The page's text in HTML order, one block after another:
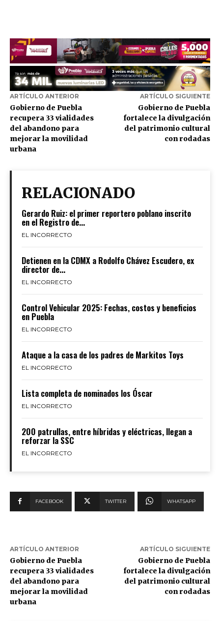
ARTÍCULO ANTERIOR
Gobierno de Puebla
recupera 33 vialidades
del abandono para
mejorar la movilidad
urbana
ARTÍCULO SIGUIENTE
Gobierno de Puebla
fortalece la divulgación
del patrimonio cultural
con rodadas
RELACIONADO
Gerardo Ruiz: el primer reportero poblano inscrito
en el Registro de...
EL INCORRECTO
Detienen en la CDMX a Rodolfo Chávez Escudero, ex
director de...
EL INCORRECTO
Control Vehicular 2025: Fechas, costos y beneficios
en Puebla
EL INCORRECTO
Ataque a la casa de los padres de Markitos Toys
EL INCORRECTO
Lista completa de nominados los Óscar
EL INCORRECTO
200 patrullas, entre híbridas y eléctricas, llegan a
reforzar la SSC
EL INCORRECTO
FACEBOOK TWITTER WHATSAPP
ARTÍCULO ANTERIOR
Gobierno de Puebla
recupera 33 vialidades
del abandono para
mejorar la movilidad
urbana
ARTÍCULO SIGUIENTE
Gobierno de Puebla
fortalece la divulgación
del patrimonio cultural
con rodadas